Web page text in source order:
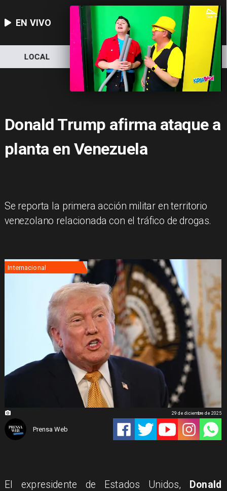
EN VIVO
LOCAL NACIONAL DEPORTES
Donald Trump afirma ataque a
planta en Venezuela
Se reporta la primera acción militar en territorio
venezolano relacionada con el tráfico de drogas.
Internacional
Prensa Web
29 de diciembre de 2025
El expresidente de Estados Unidos,
Donald